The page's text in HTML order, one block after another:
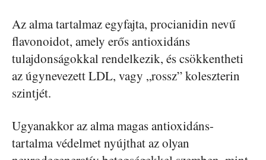
Az alma tartalmaz egyfajta, procianidin nevű
flavonoidot, amely erős antioxidáns
tulajdonságokkal rendelkezik, és csökkentheti
az úgynevezett LDL, vagy „rossz” koleszterin
szintjét.
Ugyanakkor az alma magas antioxidáns-
tartalma védelmet nyújthat az olyan